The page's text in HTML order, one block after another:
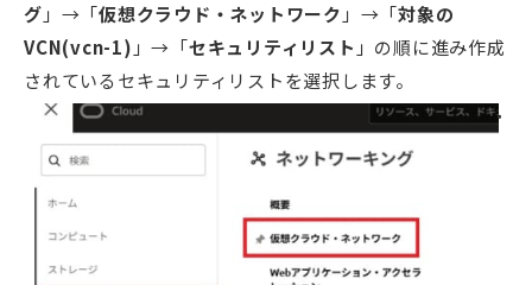
グ 」→「仮想クラウド・ネットワーク 」→「対象の
VCN(vcn-1) 」→「セキュリティリスト 」の順に進み作成
されているセキュリティリストを選択します。